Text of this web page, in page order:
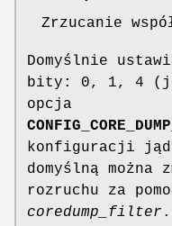
Zrzucanie
Domyślnie
bity: 0, 1, 4
opcja
konfiguracji
domyślną można
rozruchu za
coredump_filter .